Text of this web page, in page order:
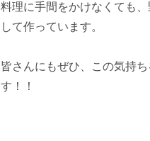
料理に手間をかけなくても
して作っています。
皆さんにもぜひ、この気持
す！！